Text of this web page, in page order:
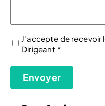
(Nécessaire)
J'accepte de recevoir
Dirigeant *
Envoyer